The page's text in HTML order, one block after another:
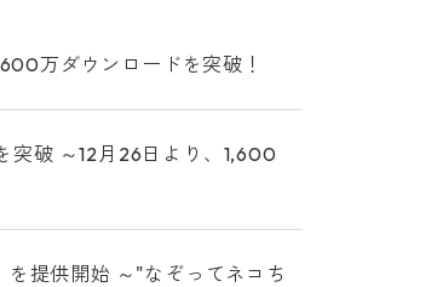
万ダウンロードを突破！
突破 ～12月26日より、1,600
提供開始 ～"なぞってネコち